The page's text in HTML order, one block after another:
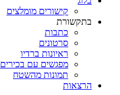
קישורים מומלצים
בתקשורת
כתבות
סרטונים
ראיונות ברדיו
מפגשים עם בכירים
תמונות מהשטח
הרצאות